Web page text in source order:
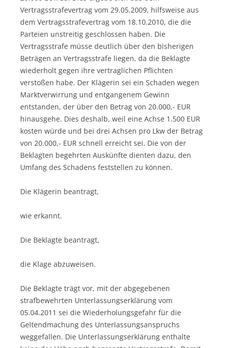
Vertragsstrafevertrag vom 29.05.2009, hilfsweise aus
dem Vertragsstrafevertrag vom 18.10.2010, die die
Parteien unstreitig geschlossen haben. Die
Vertragsstrafe müsse deutlich über den bisherigen
Beträgen an Vertragsstrafe liegen, da die Beklagte
wiederholt gegen ihre vertraglichen Pflichten
verstoßen habe. Der Klägerin sei ein Schaden wegen
Marktverwirrung und entgangenem Gewinn
entstanden, der über den Betrag von 20.000,- EUR
hinausgehe. Dies deshalb, weil eine Achse 1.500 EUR
kosten würde und bei drei Achsen pro Lkw der Betrag
von 20.000,- EUR schnell erreicht sei. Die von der
Beklagten begehrten Auskünfte dienten dazu, den
Umfang des Schadens feststellen zu können.
Die Klägerin beantragt,
wie erkannt.
Die Beklagte beantragt,
die Klage abzuweisen.
Die Beklagte trägt vor, mit der abgegebenen
strafbewehrten Unterlassungserklärung vom
05.04.2011 sei die Wiederholungsgefahr für die
Geltendmachung des Unterlassungsanspruchs
weggefallen. Die Unterlassungserklärung enthalte